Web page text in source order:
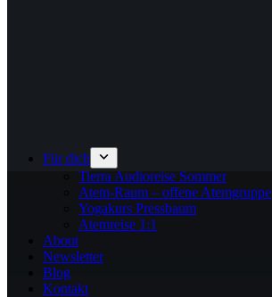
Für dich
Tierra Audioreise Sommer
Atem-Raum – offene Atemgruppe
Yogakurs Pressbaum
Atemreise 1:1
About
Newsletter
Blog
Kontakt